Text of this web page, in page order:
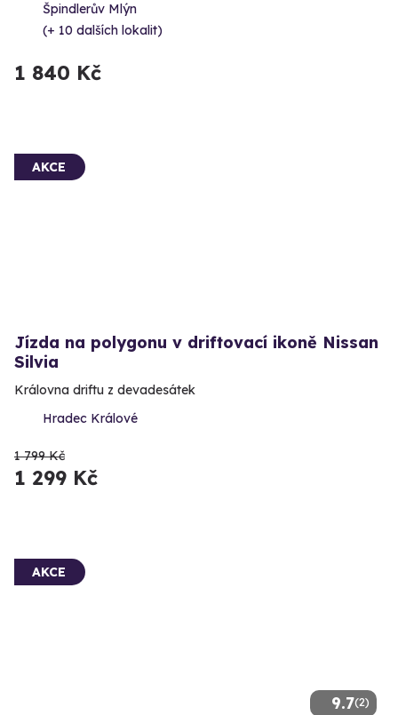
Špindlerův Mlýn
(+ 10 dalších lokalit)
1 840 Kč
AKCE
Jízda na polygonu v driftovací ikoně Nissan
Silvia
Královna driftu z devadesátek
Hradec Králové
1 799 Kč
1 299 Kč
9.7(2)
AKCE